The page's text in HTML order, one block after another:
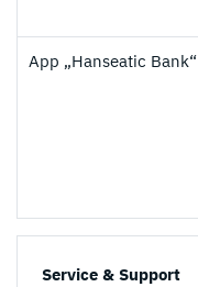
App „Hanseatic Bank“
Service & Support